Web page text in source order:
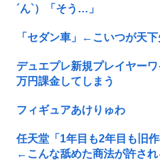
´ん`）「そう…」
「セダン車」←こいつが天
デュエプレ新規プレイヤー
万円課金してしまう
フィギュアあけりゅわ
任天堂「1年目も2年目も旧
←こんな舐めた商法が許され